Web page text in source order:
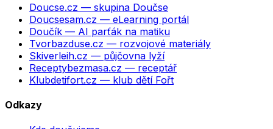
Doucse.cz — skupina Doučse
Doucsesam.cz — eLearning portál
Doučík — AI parťák na matiku
Tvorbazduse.cz — rozvojové materiály
Skiverleih.cz — půjčovna lyží
Receptybezmasa.cz — receptář
Klubdetifort.cz — klub dětí Fořt
Odkazy